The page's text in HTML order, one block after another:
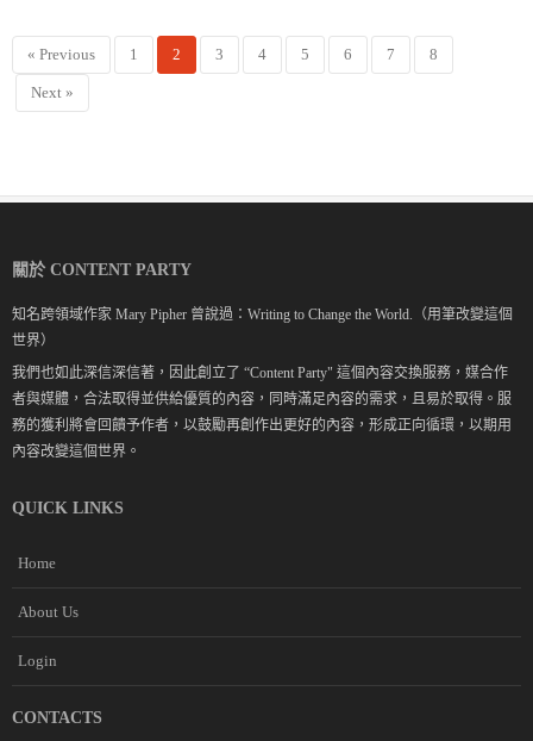
« Previous 1 2 3 4 5 6 7 8
Next »
關於 CONTENT PARTY
知名跨領域作家 Mary Pipher 曾說過：Writing to Change the World.（用筆改變這個
世界）
我們也如此深信深信著，因此創立了 “Content Party" 這個內容交換服務，媒合作
者與媒體，合法取得並供給優質的內容，同時滿足內容的需求，且易於取得。服
務的獲利將會回饋予作者，以鼓勵再創作出更好的內容，形成正向循環，以期用
內容改變這個世界。
QUICK LINKS
Home
About Us
Login
CONTACTS